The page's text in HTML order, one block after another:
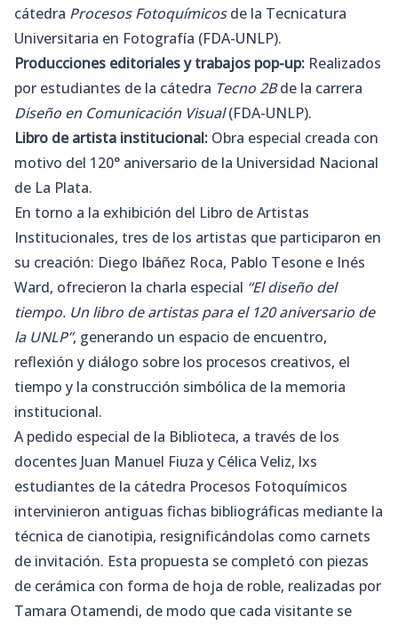
cátedra Procesos Fotoquímicosde la Tecnicatura
Universitaria en Fotografía (FDA-UNLP).
Producciones editoriales y trabajos pop-up: Realizados
por estudiantes de la cátedra Tecno 2Bde la carrera
Diseño en Comunicación Visual(FDA-UNLP).
Libro de artista institucional: Obra especial creada con
motivo del 120° aniversario de la Universidad Nacional
de La Plata.
En torno a la exhibición del Libro de Artistas
Institucionales, tres de los artistas que participaron en
su creación: Diego Ibáñez Roca, Pablo Tesone e Inés
Ward, ofrecieron la charla especial “El diseño del
tiempo. Un libro de artistas para el 120 aniversario de
la UNLP”, generando un espacio de encuentro,
reflexión y diálogo sobre los procesos creativos, el
tiempo y la construcción simbólica de la memoria
institucional.
A pedido especial de la Biblioteca, a través de los
docentes Juan Manuel Fiuza y Célica Veliz, lxs
estudiantes de la cátedra Procesos Fotoquímicos
intervinieron antiguas fichas bibliográficas mediante la
técnica de cianotipia, resignificándolas como carnets
de invitación. Esta propuesta se completó con piezas
de cerámica con forma de hoja de roble, realizadas por
Tamara Otamendi, de modo que cada visitante se